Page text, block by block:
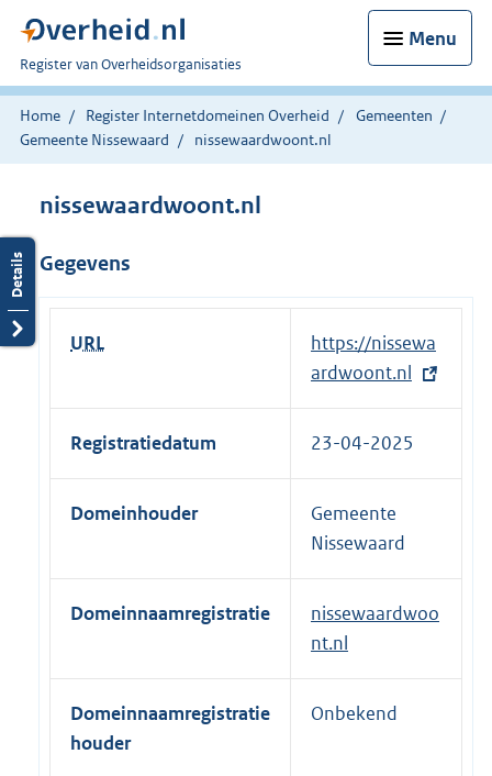
Menu
U
bent
nu
hier:
Register van Overheidsorganisaties
Home Register Internetdomeinen Overheid
Gemeenten
Gemeente Nissewaard
nissewaardwoont.nl
nissewaardwoont.nl
Gegevens
URL
E
x
t
e
e
l
i
n
k
https://nissewa
ardwoont.nl
Registratiedatum 23-04-2025
Domeinhouder
Gemeente
Nissewaard
Domeinnaamregistratie
nissewaardwoo
nt.nl
Domeinnaamregistratie
houder
Onbekend